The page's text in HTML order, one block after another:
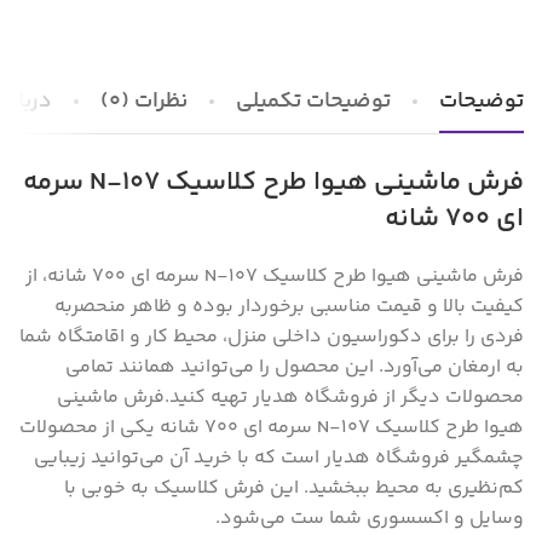
توضیحات توضیحات تکمیلی نظرات (0)
فرش ماشینی هیوا طرح کلاسیک N-107 سرمه
ای ۷۰۰ شانه
فرش ماشینی هیوا طرح کلاسیک N-107 سرمه ای ۷۰۰ شانه، از
کیفیت بالا و قیمت مناسبی برخوردار بوده و ظاهر منحصر‌به
فردی را برای دکوراسیون داخلی منزل‌، محیط کار و اقامتگاه شما
به ارمغان می‌آورد. این محصول را می‌توانید همانند تمامی
محصولات دیگر از فروشگاه هدیار تهیه کنید.فرش ماشینی
هیوا طرح کلاسیک N-107 سرمه ای ۷۰۰ شانه یکی از محصولات
چشمگیر فروشگاه هدیار است که با خرید آن می‌توانید زیبایی
کم‌نظیری به محیط ببخشید. این فرش کلاسیک به خوبی با
وسایل و اکسسوری شما ست می‌شود.